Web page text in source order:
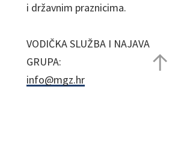
i državnim praznicima.
VODIČKA SLUŽBA I NAJAVA
GRUPA:
info@mgz.hr